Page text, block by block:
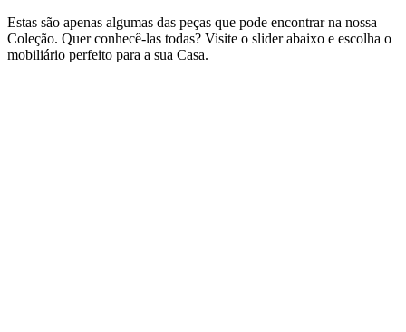
Estas são apenas algumas das peças que pode encontrar na nossa
Coleção. Quer conhecê-las todas? Visite o slider abaixo e escolha o
mobiliário perfeito para a sua Casa.